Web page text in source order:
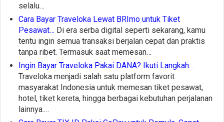
selalu…
Cara Bayar Traveloka Lewat BRImo untuk Tiket
Pesawat… Di era serba digital seperti sekarang, kamu
tentu ingin semua transaksi berjalan cepat dan praktis
tanpa ribet. Termasuk saat memesan…
Ingin Bayar Traveloka Pakai DANA? Ikuti Langkah…
Traveloka menjadi salah satu platform favorit
masyarakat Indonesia untuk memesan tiket pesawat,
hotel, tiket kereta, hingga berbagai kebutuhan perjalanan
lainnya.…